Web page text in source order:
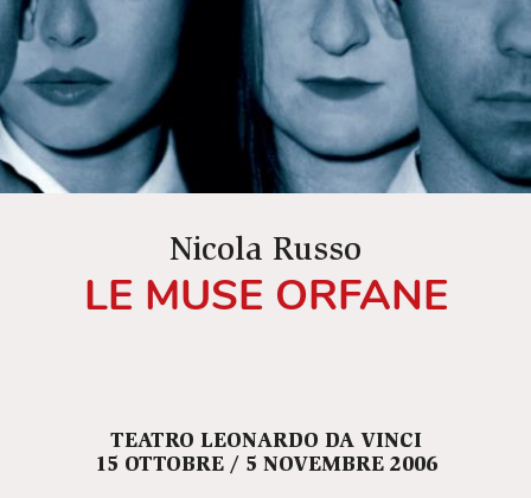
Nicola Russo
LE MUSE ORFANE
TEATRO LEONARDO DA VINCI
15 OTTOBRE / 5 NOVEMBRE 2006